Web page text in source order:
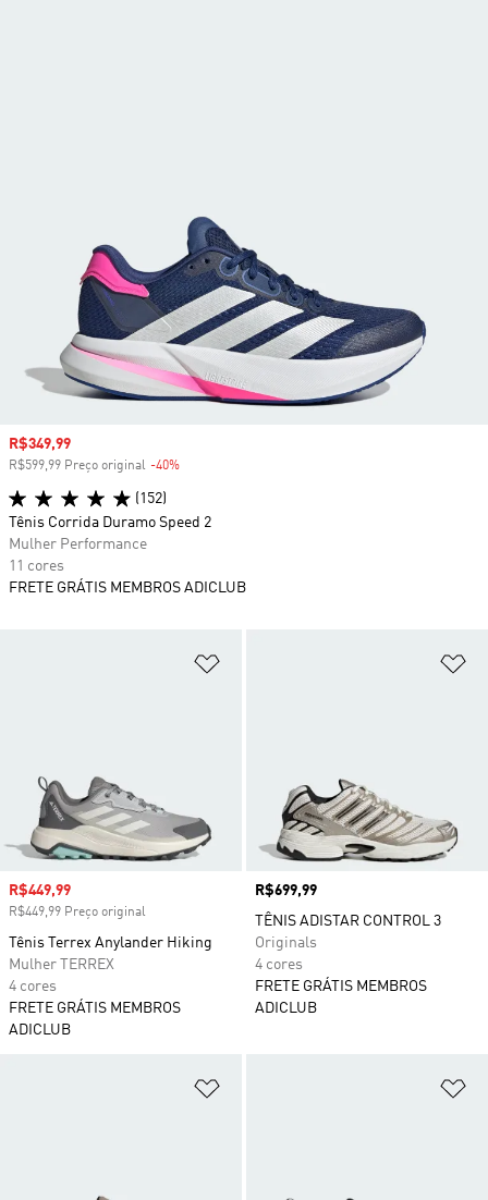
Preço com desconto
R$449,99
R$449,99 Preço original
Tênis Terrex Anylander Hiking
Mulher TERREX
4 cores
FRETE GRÁTIS MEMBROS
ADICLUB
Preço
R$699,99
TÊNIS ADISTAR CONTROL 3
Originals
4 cores
FRETE GRÁTIS MEMBROS
ADICLUB
Preço com desconto
R$349,99
R$599,99 Preço original -40%
(152)
Tênis Corrida Duramo Speed 2
Mulher Performance
11 cores
FRETE GRÁTIS MEMBROS ADICLUB